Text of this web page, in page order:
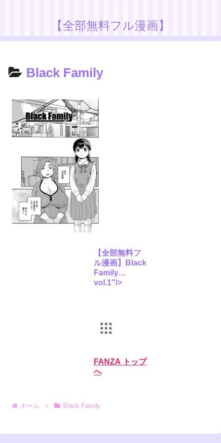
【全部無料フル漫画】
Black Family
【全部無料フ
ル漫画】Black
Family
vol.1″/>
FANZA トップ
へ
ホーム Black Family